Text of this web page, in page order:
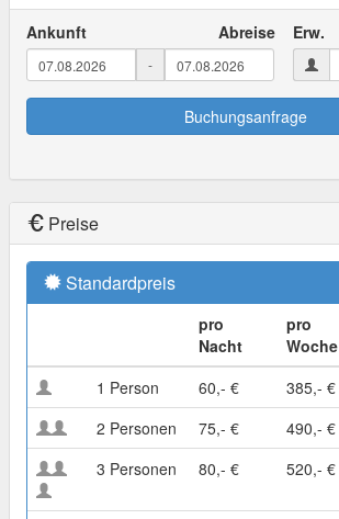
Ankunft Abreise
-
Erw.
Buchungsanfrage
Preise
Standardpreis
pro
Nacht
pro
Woche
1 Person
60,- € 385,- €
2 Personen
75,- € 490,- €
3 Personen
80,- € 520,- €